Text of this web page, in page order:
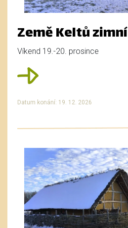
Země Keltů zimní
Víkend 19.-20. prosince
Datum konání: 19. 12. 2026